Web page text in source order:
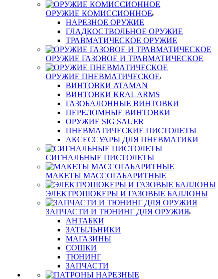
ОРУЖИЕ КОМИССИОННОЕ
НАРЕЗНОЕ ОРУЖИЕ
ГЛАДКОСТВОЛЬНОЕ ОРУЖИЕ
ТРАВМАТИЧЕСКОЕ ОРУЖИЕ
ОРУЖИЕ ГАЗОВОЕ И ТРАВМАТИЧЕСКОЕ
ОРУЖИЕ ПНЕВМАТИЧЕСКОЕ
ВИНТОВКИ ATAMAN
ВИНТОВКИ KRAL ARMS
ГАЗОБАЛОННЫЕ ВИНТОВКИ
ПЕРЕЛОМНЫЕ ВИНТОВКИ
ОРУЖИЕ SIG SAUER
ПНЕВМАТИЧЕСКИЕ ПИСТОЛЕТЫ
АКСЕССУАРЫ ДЛЯ ПНЕВМАТИКИ
СИГНАЛЬНЫЕ ПИСТОЛЕТЫ
МАКЕТЫ МАССОГАБАРИТНЫЕ
ЭЛЕКТРОШОКЕРЫ И ГАЗОВЫЕ БАЛЛОНЫ
ЗАПЧАСТИ И ТЮНИНГ ДЛЯ ОРУЖИЯ
АНТАБКИ
ЗАТЫЛЬНИКИ
МАГАЗИНЫ
СОШКИ
ТЮНИНГ
ЗАПЧАСТИ